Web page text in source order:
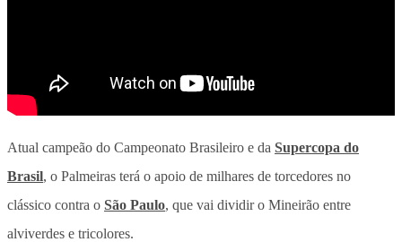
Atual campeão do Campeonato Brasileiro e da Supercopa do
Brasil, o Palmeiras terá o apoio de milhares de torcedores no
clássico contra o São Paulo, que vai dividir o Mineirão entre
alviverdes e tricolores.